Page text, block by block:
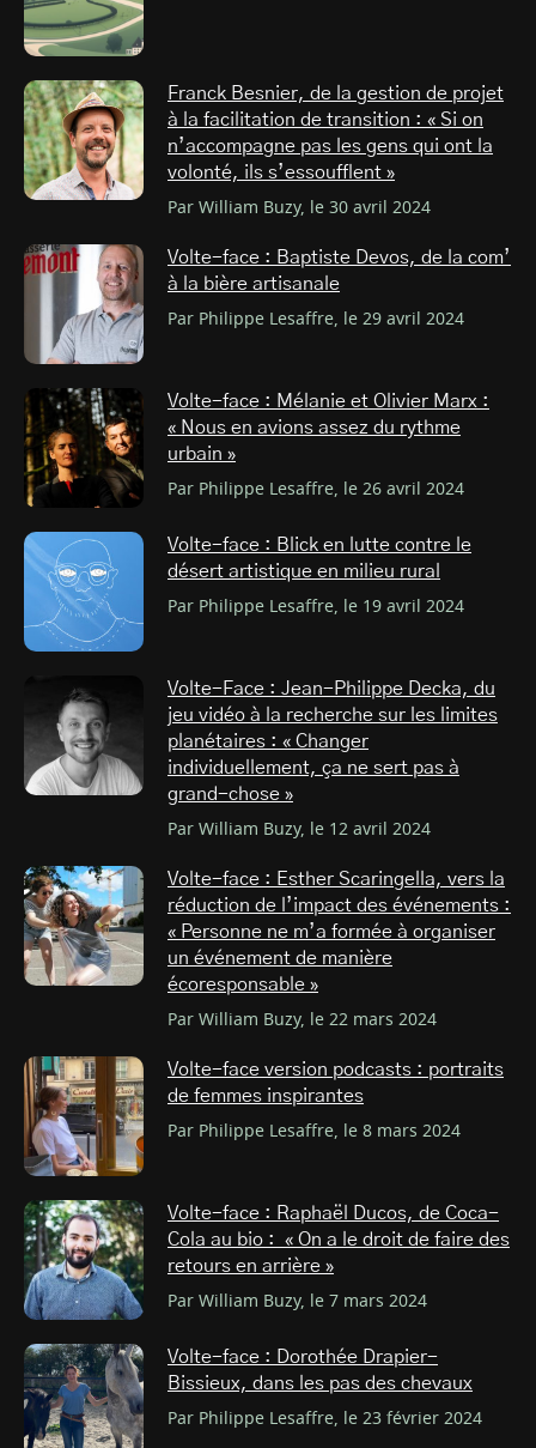
Franck Besnier, de la gestion de projet
à la facilitation de transition : « Si on
n’accompagne pas les gens qui ont la
volonté, ils s’essoufflent »
Par William Buzy, le 30 avril 2024
Volte-face : Baptiste Devos, de la com’
à la bière artisanale
Par Philippe Lesaffre, le 29 avril 2024
Volte-face : Mélanie et Olivier Marx :
« Nous en avions assez du rythme
urbain »
Par Philippe Lesaffre, le 26 avril 2024
Volte-face : Blick en lutte contre le
désert artistique en milieu rural
Par Philippe Lesaffre, le 19 avril 2024
Volte-Face : Jean-Philippe Decka, du
jeu vidéo à la recherche sur les limites
planétaires : « Changer
individuellement, ça ne sert pas à
grand-chose »
Par William Buzy, le 12 avril 2024
Volte-face : Esther Scaringella, vers la
réduction de l’impact des événements :
« Personne ne m’a formée à organiser
un événement de manière
écoresponsable »
Par William Buzy, le 22 mars 2024
Volte-face version podcasts : portraits
de femmes inspirantes
Par Philippe Lesaffre, le 8 mars 2024
Volte-face : Raphaël Ducos, de Coca-
Cola au bio : « On a le droit de faire des
retours en arrière »
Par William Buzy, le 7 mars 2024
Volte-face : Dorothée Drapier-
Bissieux, dans les pas des chevaux
Par Philippe Lesaffre, le 23 février 2024